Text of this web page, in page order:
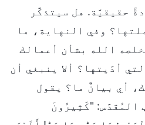
حقيقيَّة. هل سيتذكَّر
وفي النهاية، ما
الله بشأن أعمالك
أدَّيتها؟ ألا ينبغي أن
أي بيانٌ ما؟ يقول
المُقدَّس: "كَثِيرُونَ